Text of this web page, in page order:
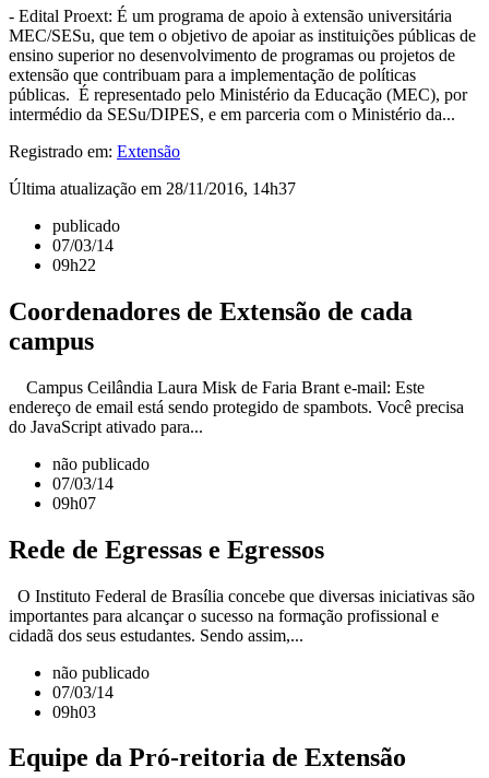
- Edital Proext: É um programa de apoio à extensão universitária
MEC/SESu, que tem o objetivo de apoiar as instituições públicas de
ensino superior no desenvolvimento de programas ou projetos de
extensão que contribuam para a implementação de políticas
públicas. É representado pelo Ministério da Educação (MEC), por
intermédio da SESu/DIPES, e em parceria com o Ministério da...
Registrado em: Extensão
Última atualização em 28/11/2016, 14h37
publicado
07/03/14
09h22
Coordenadores de Extensão de cada
campus
Campus Ceilândia Laura Misk de Faria Brant e-mail: Este
endereço de email está sendo protegido de spambots. Você precisa
do JavaScript ativado para...
não publicado
07/03/14
09h07
Rede de Egressas e Egressos
O Instituto Federal de Brasília concebe que diversas iniciativas são
importantes para alcançar o sucesso na formação profissional e
cidadã dos seus estudantes. Sendo assim,...
não publicado
07/03/14
09h03
Equipe da Pró-reitoria de Extensão